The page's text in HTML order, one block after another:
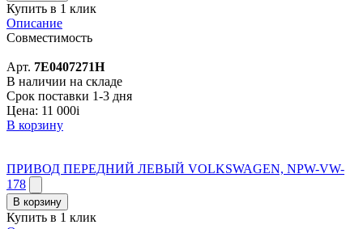
Купить в 1 клик
Описание
Совместимость
Арт. 7E0407271H
В наличии на складе
Срок поставки 1-3 дня
Цена: 11 000i
В корзину
ПРИВОД ПЕРЕДНИЙ ЛЕВЫЙ VOLKSWAGEN, NPW-VW-
178
В корзину
Купить в 1 клик